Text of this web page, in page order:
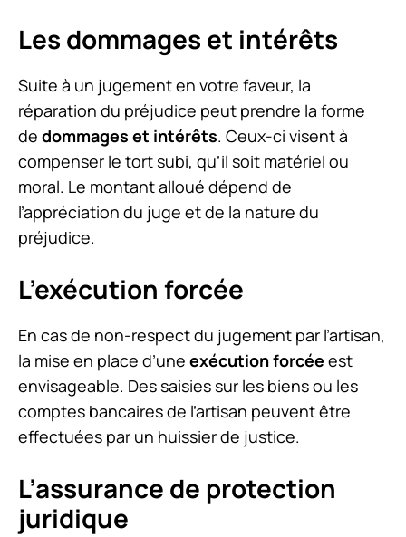
Les dommages et intérêts
Suite à un jugement en votre faveur, la
réparation du préjudice peut prendre la forme
de dommages et intérêts. Ceux-ci visent à
compenser le tort subi, qu’il soit matériel ou
moral. Le montant alloué dépend de
l’appréciation du juge et de la nature du
préjudice.
L’exécution forcée
En cas de non-respect du jugement par l’artisan,
la mise en place d’une exécution forcée est
envisageable. Des saisies sur les biens ou les
comptes bancaires de l’artisan peuvent être
effectuées par un huissier de justice.
L’assurance de protection
juridique